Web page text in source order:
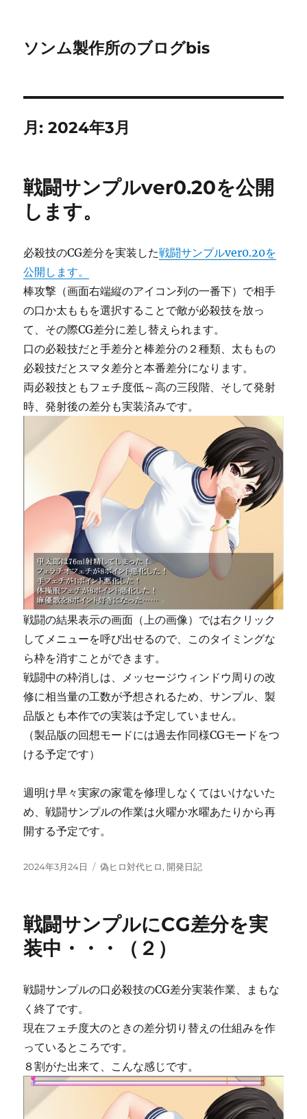
ソンム製作所のブログbis
月:2024年3月
戦闘サンプルver0.20を公開
します。
必殺技のCG差分を実装した戦闘サンプルver0.20を
公開します。
棒攻撃（画面右端縦のアイコン列の一番下）で相手
の口か太ももを選択することで敵が必殺技を放っ
て、その際CG差分に差し替えられます。
口の必殺技だと手差分と棒差分の２種類、太ももの
必殺技だとスマタ差分と本番差分になります。
両必殺技ともフェチ度低～高の三段階、そして発射
時、発射後の差分も実装済みです。
戦闘の結果表示の画面（上の画像）では右クリック
してメニューを呼び出せるので、このタイミングな
ら枠を消すことができます。
戦闘中の枠消しは、メッセージウィンドウ周りの改
修に相当量の工数が予想されるため、サンプル、製
品版とも本作での実装は予定していません。
（製品版の回想モードには過去作同様CGモードをつ
ける予定です）
週明け早々実家の家電を修理しなくてはいけないた
め、戦闘サンプルの作業は火曜か水曜あたりから再
開する予定です。
投
2024年3月24日
カ
ー
偽ヒロ対代ヒロ, 開発日記
戦闘サンプルにCG差分を実
装中・・・（２）
戦闘サンプルの口必殺技のCG差分実装作業、まもな
く終了です。
現在フェチ度大のときの差分切り替えの仕組みを作
っているところです。
８割がた出来て、こんな感じです。